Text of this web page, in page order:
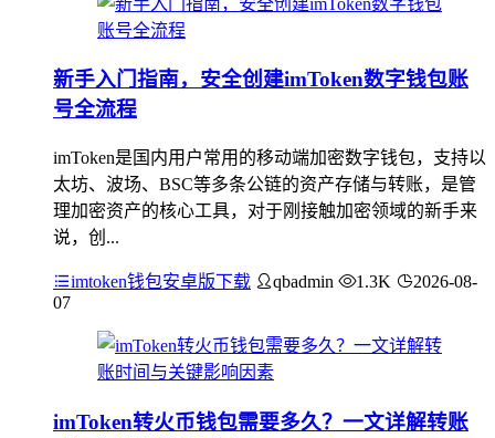
新手入门指南，安全创建imToken数字钱包账
号全流程
imToken是国内用户常用的移动端加密数字钱包，支持以
太坊、波场、BSC等多条公链的资产存储与转账，是管
理加密资产的核心工具，对于刚接触加密领域的新手来
说，创...
imtoken钱包安卓版下载 qbadmin 1.3K
2026-08-
07
imToken转火币钱包需要多久？一文详解转账